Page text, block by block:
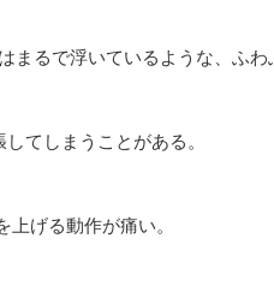
るで浮いているような、ふわ
してしまうことがある。
上げる動作が痛い。